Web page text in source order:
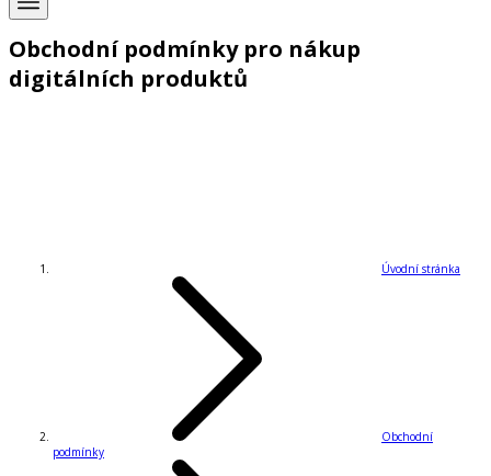
Obchodní podmínky pro nákup
digitálních produktů
Úvodní stránka
Obchodní
podmínky